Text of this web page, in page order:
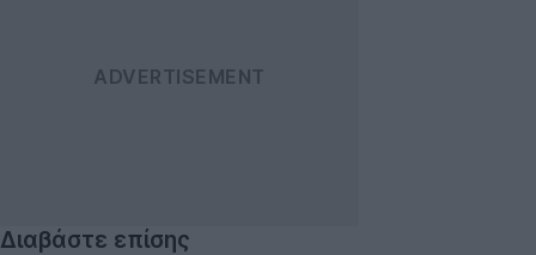
Διαβάστε επίσης